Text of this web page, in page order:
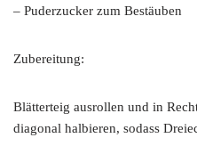
– Puderzucker zum Bestäuben
Zubereitung:
Blätterteig ausrollen und in
diagonal halbieren, sodass